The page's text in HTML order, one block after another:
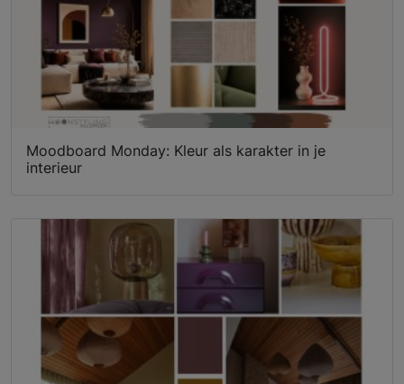
Moodboard Monday: Kleur als karakter in je
interieur